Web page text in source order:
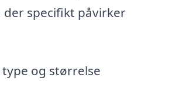
specifikt påvirker
og størrelse